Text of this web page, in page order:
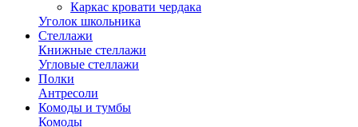
Каркас кровати чердака
Уголок школьника
Стеллажи
Книжные стеллажи
Угловые стеллажи
Полки
Антресоли
Комоды и тумбы
Комоды